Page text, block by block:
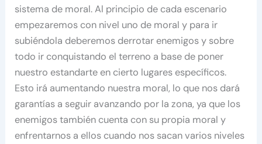
sistema de moral. Al principio de cada escenario
empezaremos con nivel uno de moral y para ir
subiéndola deberemos derrotar enemigos y sobre
todo ir conquistando el terreno a base de poner
nuestro estandarte en cierto lugares específicos.
Esto irá aumentando nuestra moral, lo que nos dará
garantías a seguir avanzando por la zona, ya que los
enemigos también cuenta con su propia moral y
enfrentarnos a ellos cuando nos sacan varios niveles